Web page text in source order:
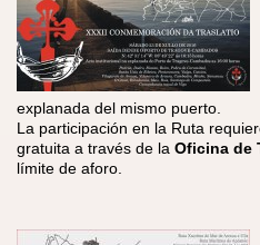
explanada del mismo puerto.
La participación en la Ruta
gratuita a través de la Oficina de
límite de aforo.